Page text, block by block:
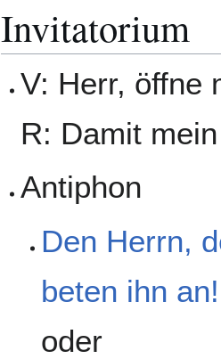
Invitatorium
V: Herr, öffne
R: Damit
Antiphon
Den Herrn,
beten ihn an!
oder